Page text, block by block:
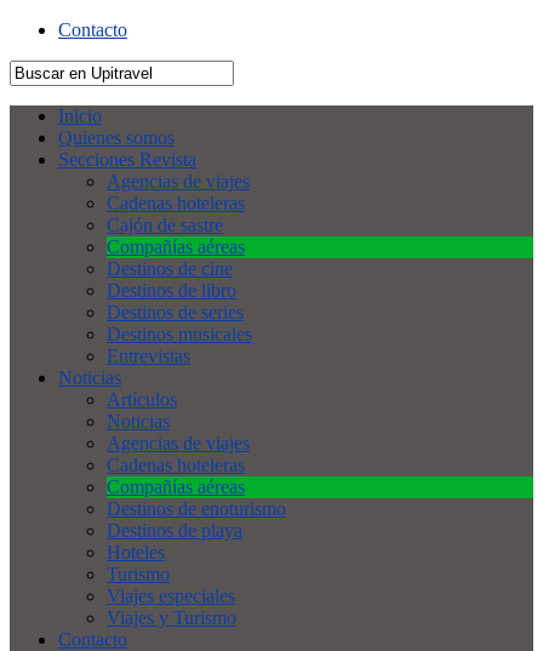
Contacto
Inicio
Quienes somos
Secciones Revista
Agencias de viajes
Cadenas hoteleras
Cajón de sastre
Compañías aéreas
Destinos de cine
Destinos de libro
Destinos de series
Destinos musicales
Entrevistas
Noticias
Artículos
Noticias
Agencias de viajes
Cadenas hoteleras
Compañías aéreas
Destinos de enoturismo
Destinos de playa
Hoteles
Turismo
Viajes especiales
Viajes y Turismo
Contacto